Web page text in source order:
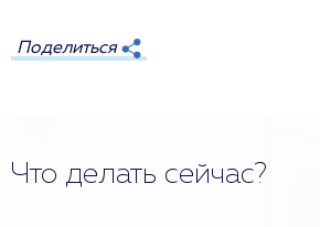
Поделиться
Что делать сейчас?